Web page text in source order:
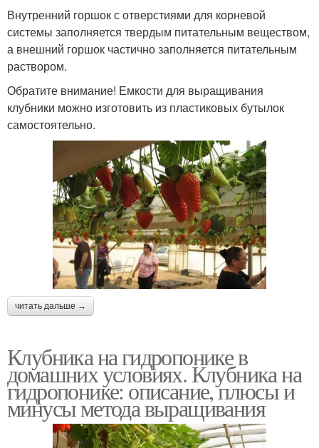
Внутренний горшок с отверстиями для корневой
системы заполняется твердым питательным веществом,
а внешний горшок частично заполняется питательным
раствором.
Обратите внимание! Емкости для выращивания
клубники можно изготовить из пластиковых бутылок
самостоятельно.
читать дальше →
Клубника на гидропонике в
домашних условиях. Клубника на
гидропонике: описание, плюсы и
минусы метода выращивания